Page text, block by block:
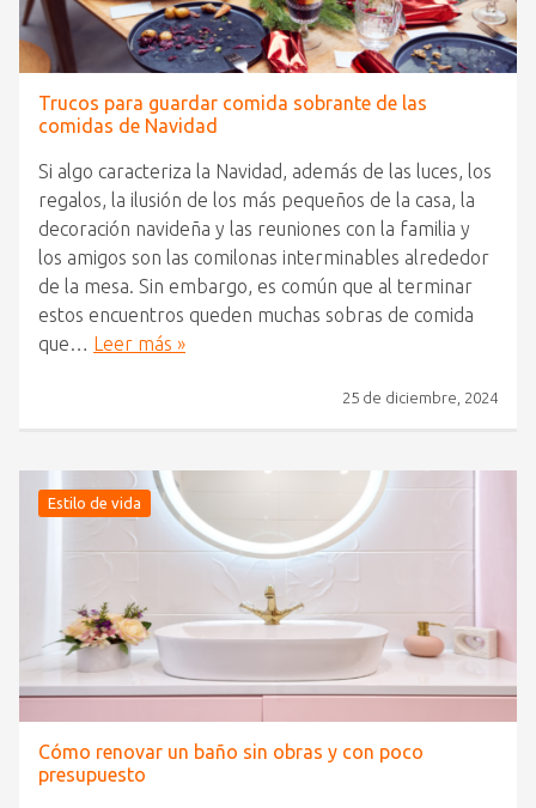
Trucos para guardar comida sobrante de las
comidas de Navidad
Si algo caracteriza la Navidad, además de las luces, los
regalos, la ilusión de los más pequeños de la casa, la
decoración navideña y las reuniones con la familia y
los amigos son las comilonas interminables alrededor
de la mesa. Sin embargo, es común que al terminar
estos encuentros queden muchas sobras de comida
que…
Leer más »
25 de diciembre, 2024
Estilo de vida
Cómo renovar un baño sin obras y con poco
presupuesto